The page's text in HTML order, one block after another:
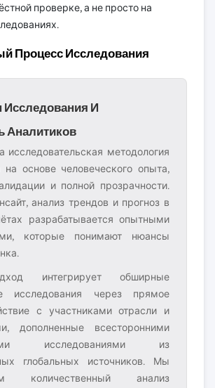
проверке, а не просто на
Процесс Исследования
Исследования И
Аналитиков
исследовательская методология
на основе человеческого опыта,
и полной прозрачности.
анализ трендов и прогноз в
разрабатывается опытными
которые понимают нюансы
интегрирует обширные
исследования через прямое
с участниками отрасли и
дополненные всесторонними
исследованиями из
глобальных источников. Мы
количественный анализ